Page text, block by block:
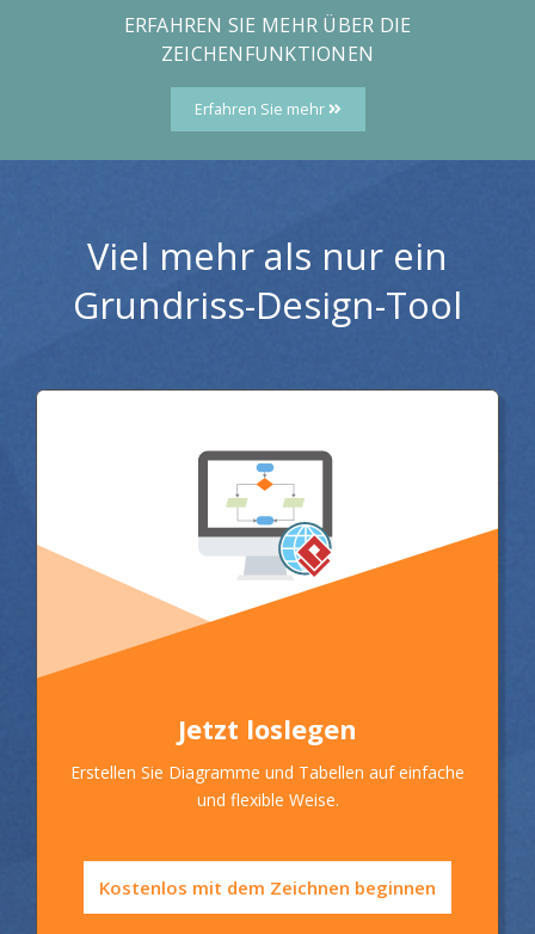
ERFAHREN SIE MEHR ÜBER DIE
ZEICHENFUNKTIONEN
Erfahren Sie mehr
Viel mehr als nur ein
Grundriss-Design-Tool
Jetzt loslegen
Erstellen Sie Diagramme und Tabellen auf einfache
und flexible Weise.
Kostenlos mit dem Zeichnen beginnen